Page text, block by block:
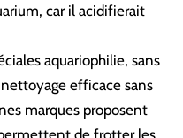
car il acidifierait
aquariophilie, sans
efficace sans
marques proposent
de frotter les